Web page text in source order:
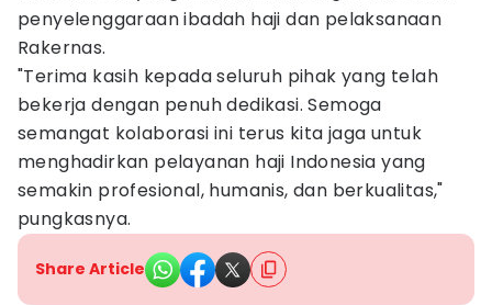
penyelenggaraan ibadah haji dan pelaksanaan
Rakernas.
"Terima kasih kepada seluruh pihak yang telah
bekerja dengan penuh dedikasi. Semoga
semangat kolaborasi ini terus kita jaga untuk
menghadirkan pelayanan haji Indonesia yang
semakin profesional, humanis, dan berkualitas,"
pungkasnya.
Share Article